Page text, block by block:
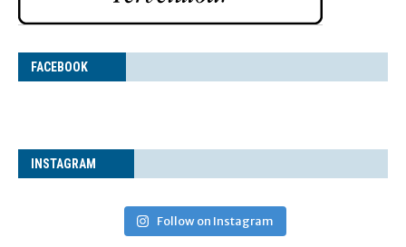
FACE­BOOK
INS­TA­GRAM
Follow on Instagram